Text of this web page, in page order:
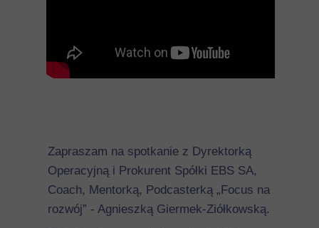
Zapraszam na spotkanie z Dyrektorką
Operacyjną i Prokurent Spółki EBS SA,
Coach, Mentorką, Podcasterką „Focus na
rozwój” - Agnieszką Giermek-Ziółkowską.